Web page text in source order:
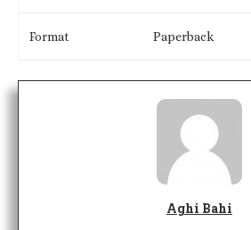
Format Paperback
Aghi Bahi